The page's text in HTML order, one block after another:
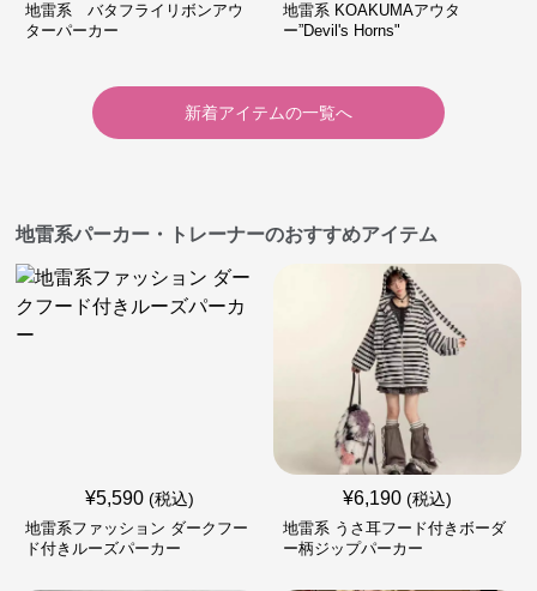
地雷系 バタフライリボンアウ
ターパーカー
地雷系 KOAKUMAアウタ
ー”Devil's Horns"
新着アイテムの一覧へ
地雷系パーカー・トレーナーのおすすめアイテム
¥5,590 (税込)
地雷系ファッション ダークフー
ド付きルーズパーカー
¥6,190 (税込)
地雷系 うさ耳フード付きボーダ
ー柄ジップパーカー